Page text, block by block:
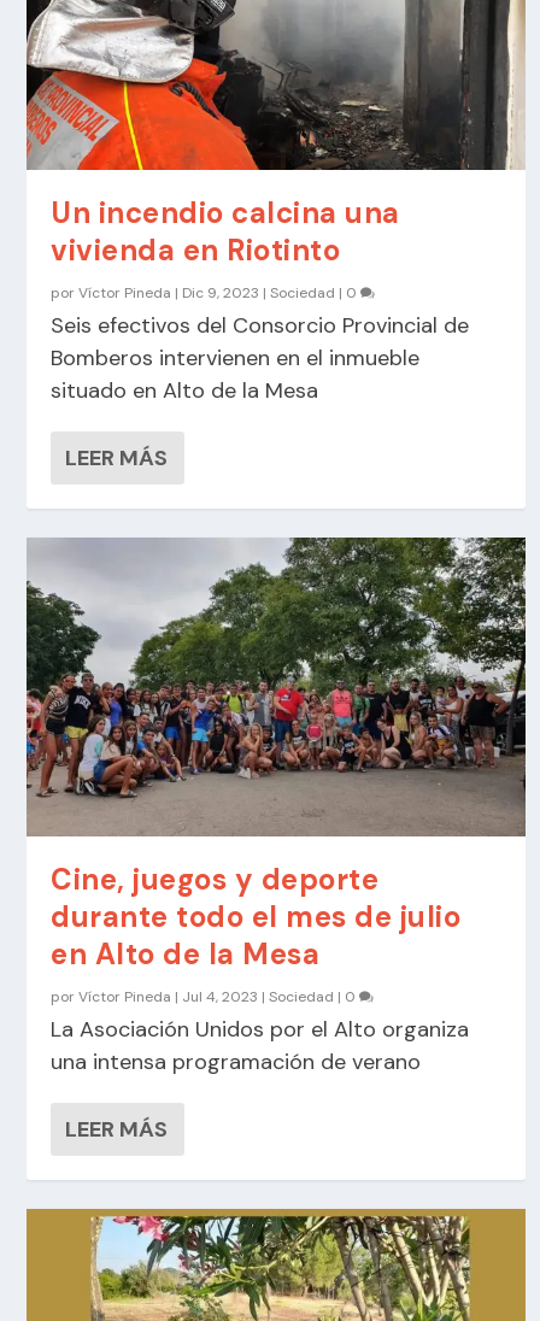
Un incendio calcina una
vivienda en Riotinto
porVíctor Pineda | Dic 9, 2023 |Sociedad | 0
Seis efectivos del Consorcio Provincial de
Bomberos intervienen en el inmueble
situado en Alto de la Mesa
LEER MÁS
Cine, juegos y deporte
durante todo el mes de julio
en Alto de la Mesa
porVíctor Pineda | Jul 4, 2023 |Sociedad | 0
La Asociación Unidos por el Alto organiza
una intensa programación de verano
LEER MÁS